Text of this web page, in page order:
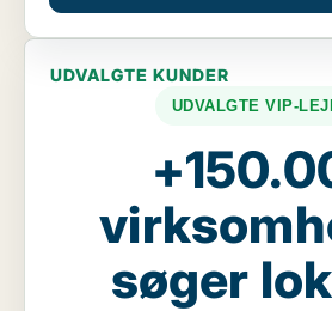
UDVALGTE KUNDER
UDVALGTE VIP-
søger